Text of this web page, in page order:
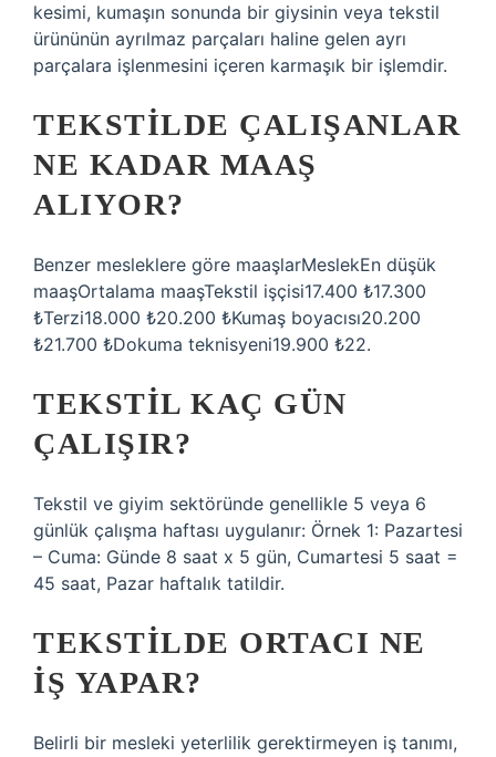
kesimi, kumaşın sonunda bir giysinin veya tekstil
ürününün ayrılmaz parçaları haline gelen ayrı
parçalara işlenmesini içeren karmaşık bir işlemdir.
TEKSTILDE ÇALIŞANLAR
NE KADAR MAAŞ
ALIYOR?
Benzer mesleklere göre maaşlarMeslekEn düşük
maaşOrtalama maaşTekstil işçisi17.400 ₺17.300
₺Terzi18.000 ₺20.200 ₺Kumaş boyacısı20.200
₺21.700 ₺Dokuma teknisyeni19.900 ₺22.
TEKSTIL KAÇ GÜN
ÇALIŞIR?
Tekstil ve giyim sektöründe genellikle 5 veya 6
günlük çalışma haftası uygulanır: Örnek 1: Pazartesi
– Cuma: Günde 8 saat x 5 gün, Cumartesi 5 saat =
45 saat, Pazar haftalık tatildir.
TEKSTILDE ORTACI NE
IŞ YAPAR?
Belirli bir mesleki yeterlilik gerektirmeyen iş tanımı,